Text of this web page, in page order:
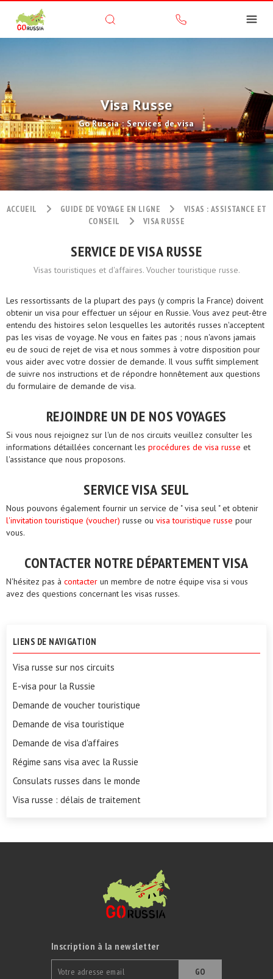
Visa Russe
Go Russia : Services de visa
ACCUEIL GUIDE DE VOYAGE EN LIGNE
VISAS : ASSISTANCE ET
CONSEIL
VISA RUSSE
SERVICE DE VISA RUSSE
Visas touristiques et d'affaires. Voucher touristique russe.
Les ressortissants de la plupart des pays (y compris la France) doivent
obtenir un visa pour effectuer un séjour en Russie. Vous avez peut-être
entendu des histoires selon lesquelles les autorités russes n'acceptent
pas les visas de voyage. Ne vous en faites pas ; nous n'avons jamais
eu de souci de rejet de visa et nous sommes à votre disposition pour
vous aider avec votre dossier de demande. Il vous suffit simplement
de suivre nos instructions et de répondre honnêtement aux questions
du formulaire de demande de visa.
REJOINDRE UN DE NOS VOYAGES
Si vous nous rejoignez sur l'un de nos circuits veuillez consulter les
informations détaillées concernant les procédures de visa russe et
l'assistance que nous proposons.
SERVICE VISA SEUL
Nous pouvons également fournir un service de " visa seul " et obtenir
l'invitation touristique (voucher) russe ou visa touristique russe pour
vous.
CONTACTER NOTRE DÉPARTEMENT VISA
N'hésitez pas à contacter un membre de notre équipe visa si vous
avez des questions concernant les visas russes.
LIENS DE NAVIGATION
Visa russe sur nos circuits
E-visa pour la Russie
Demande de voucher touristique
Demande de visa touristique
Demande de visa d'affaires
Régime sans visa avec la Russie
Consulats russes dans le monde
Visa russe : délais de traitement
Inscription à la newsletter
GO